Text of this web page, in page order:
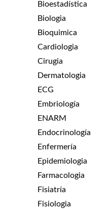
Bioestadística
Biologia
Bioquimica
Cardiologia
Cirugia
Dermatologia
ECG
Embriología
ENARM
Endocrinología
Enfermería
Epidemiologia
Farmacologia
Fisiatría
Fisiologia